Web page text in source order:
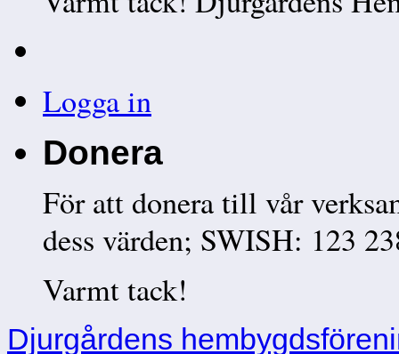
Logga in
Donera
För att donera till vår
dess värden; SWISH: 123
Varmt tack!
Djurgårdens